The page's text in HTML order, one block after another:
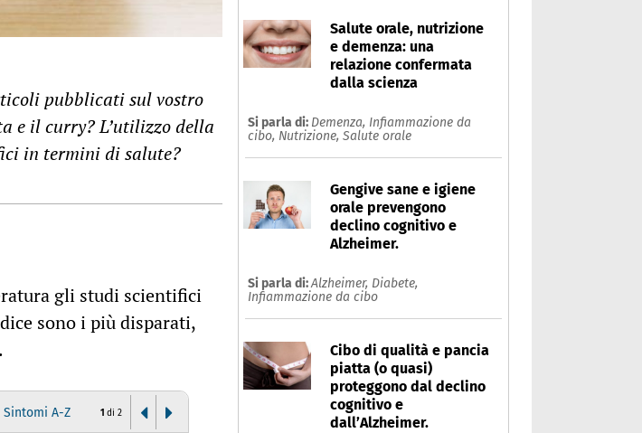
pubblicati sul vostro
e il curry? L’utilizzo della
in termini di salute?
gli studi scientifici
sono i più disparati,
.
A-Z 1 di 2
Salute orale, nutrizione
e demenza: una
relazione confermata
dalla scienza
Si parla di: Demenza, Infiammazione da
cibo, Nutrizione, Salute orale
Gengive sane e igiene
orale prevengono
declino cognitivo e
Alzheimer.
Si parla di:Alzheimer, Diabete,
Infiammazione da cibo
Cibo di qualità e pancia
piatta (o quasi)
proteggono dal declino
cognitivo e
dall’Alzheimer.